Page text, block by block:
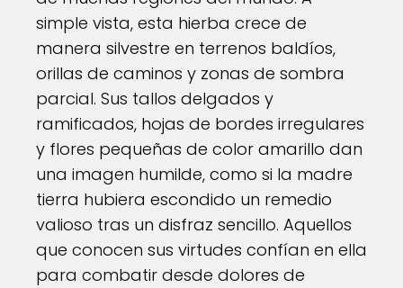
simple vista, esta hierba crece de
manera silvestre en terrenos baldíos,
orillas de caminos y zonas de sombra
parcial. Sus tallos delgados y
ramificados, hojas de bordes irregulares
y flores pequeñas de color amarillo dan
una imagen humilde, como si la madre
tierra hubiera escondido un remedio
valioso tras un disfraz sencillo. Aquellos
que conocen sus virtudes confían en ella
para combatir desde dolores de